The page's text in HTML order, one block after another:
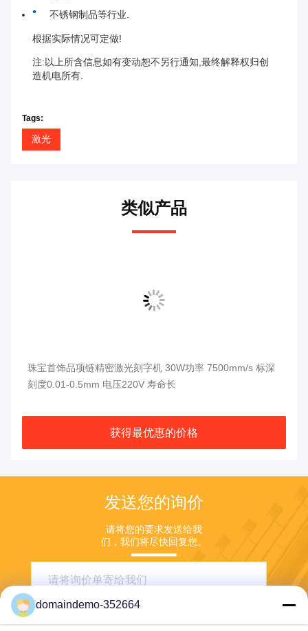
不锈钢制品等行业.
根据实际情况可定做!
注:以上所含信息如有变动恕不另行通知,最终解释权归创
造机电所有.
Tags:
激光
类似产品
珠宝首饰品项链精密激光刻字机 30W功率 7500mm/s 标深
刻度0.01-0.5mm 电压220V 寿命长
获得最优惠的价格
发送您的询价
请将您的要求发送给我
们，我们将尽快回复您。
domaindemo-352664